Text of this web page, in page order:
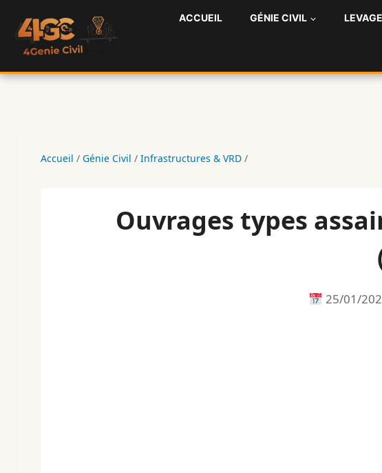
contenu
ACCUEIL GÉNIE CIVIL LEVAGE
Accueil / Génie Civil / Infrastructures & VRD /
Ouvrages types
25/01/